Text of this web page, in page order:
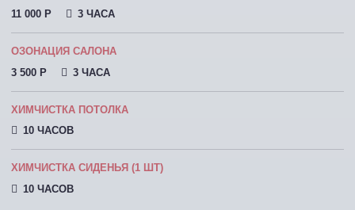
11 000 P
3 ЧАСА
ОЗОНАЦИЯ САЛОНА
3 500 P
3 ЧАСА
ХИМЧИСТКА ПОТОЛКА
10 ЧАСОВ
ХИМЧИСТКА СИДЕНЬЯ (1 ШТ)
10 ЧАСОВ